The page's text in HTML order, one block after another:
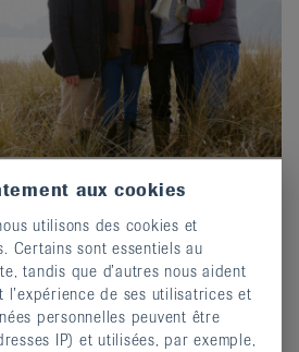
d'écriture de EULAR.
aux cookies
utilisons des cookies et
Certains sont essentiels au
tandis que d’autres nous aident
l’expérience de ses utilisatrices et
personnelles peuvent être
IP) et utilisées, par exemple,